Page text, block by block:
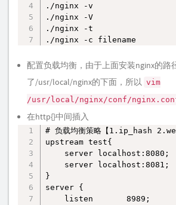
./nginx -v                  查
./nginx -V                  显示
./nginx -t                  检验
./nginx -c filename         指
配置负载均衡，由于上面安装nginx的路
了/usr/local/nginx的下面，所以 vim
/usr/local/nginx/conf/
在http{}中间插入
# 负载均衡策略【1.ip_hash
upstream test{
    server localhost:8080;
    server localhost:8081;
}
server {
    listen       8989;